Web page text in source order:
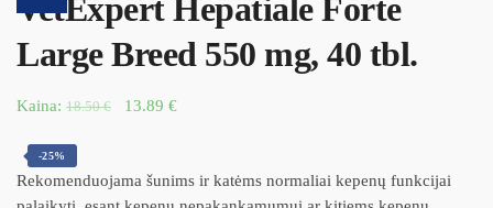
VetExpert Hepatiale Forte
Large Breed 550 mg, 40 tbl.
Kaina: 18.50€ 13.89 €
-25%
Rekomenduojama šunims ir katėms normaliai kepenų funkcijai